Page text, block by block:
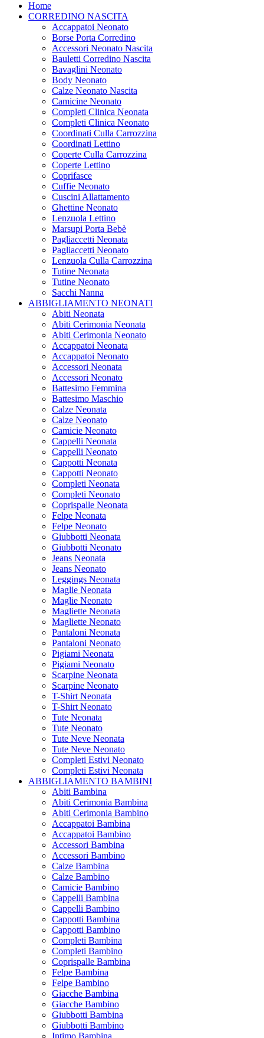
Home
CORREDINO NASCITA
Accappatoi Neonato
Borse Porta Corredino
Accessori Neonato Nascita
Bauletti Corredino Nascita
Bavaglini Neonato
Body Neonato
Calze Neonato Nascita
Camicine Neonato
Completi Clinica Neonata
Completi Clinica Neonato
Coordinati Culla Carrozzina
Coordinati Lettino
Coperte Culla Carrozzina
Coperte Lettino
Coprifasce
Cuffie Neonato
Cuscini Allattamento
Ghettine Neonato
Lenzuola Lettino
Marsupi Porta Bebè
Pagliaccetti Neonata
Pagliaccetti Neonato
Lenzuola Culla Carrozzina
Tutine Neonata
Tutine Neonato
Sacchi Nanna
ABBIGLIAMENTO NEONATI
Abiti Neonata
Abiti Cerimonia Neonata
Abiti Cerimonia Neonato
Accappatoi Neonata
Accappatoi Neonato
Accessori Neonata
Accessori Neonato
Battesimo Femmina
Battesimo Maschio
Calze Neonata
Calze Neonato
Camicie Neonato
Cappelli Neonata
Cappelli Neonato
Cappotti Neonata
Cappotti Neonato
Completi Neonata
Completi Neonato
Coprispalle Neonata
Felpe Neonata
Felpe Neonato
Giubbotti Neonata
Giubbotti Neonato
Jeans Neonata
Jeans Neonato
Leggings Neonata
Maglie Neonata
Maglie Neonato
Magliette Neonata
Magliette Neonato
Pantaloni Neonata
Pantaloni Neonato
Pigiami Neonata
Pigiami Neonato
Scarpine Neonata
Scarpine Neonato
T-Shirt Neonata
T-Shirt Neonato
Tute Neonata
Tute Neonato
Tute Neve Neonata
Tute Neve Neonato
Completi Estivi Neonato
Completi Estivi Neonata
ABBIGLIAMENTO BAMBINI
Abiti Bambina
Abiti Cerimonia Bambina
Abiti Cerimonia Bambino
Accappatoi Bambina
Accappatoi Bambino
Accessori Bambina
Accessori Bambino
Calze Bambina
Calze Bambino
Camicie Bambino
Cappelli Bambina
Cappelli Bambino
Cappotti Bambina
Cappotti Bambino
Completi Bambina
Completi Bambino
Coprispalle Bambina
Felpe Bambina
Felpe Bambino
Giacche Bambina
Giacche Bambino
Giubbotti Bambina
Giubbotti Bambino